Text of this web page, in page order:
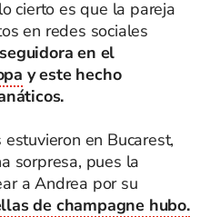
cierto es que la pareja
en redes sociales
en el
y este hecho
en Bucarest,
sorpresa, pues la
a Andrea por su
de champagne hubo.